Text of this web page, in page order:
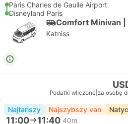
Paris Charles de Gaulle Airport
Disneyland Paris
Comfort Minivan |
Katniss
Podatki wliczone za osobę
Najtańszy Najszybszy van
11:00 11:40 40m